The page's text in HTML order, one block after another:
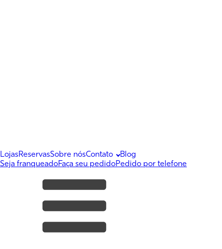
LojasReservasSobre nósContato
Blog
Seja franqueadoFaça seu pedidoPedido por telefone